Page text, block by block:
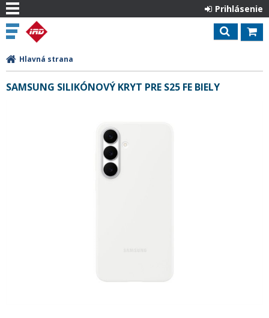
Prihlásenie
Hlavná strana
SAMSUNG SILIKÓNOVÝ KRYT PRE S25 FE BIELY